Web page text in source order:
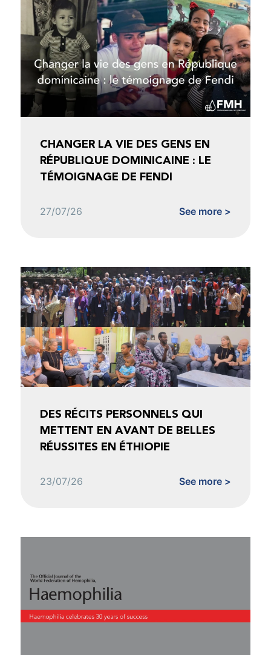
CHANGER LA VIE DES GENS EN
RÉPUBLIQUE DOMINICAINE : LE
TÉMOIGNAGE DE FENDI
27/07/26 See more >
DES RÉCITS PERSONNELS QUI
METTENT EN AVANT DE BELLES
RÉUSSITES EN ÉTHIOPIE
23/07/26 See more >